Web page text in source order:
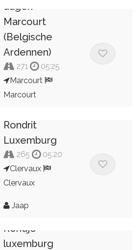
dagen
Marcourt
(Belgische
Ardennen)
271
05:25
Marcourt
Marcourt
Rondrit
Luxemburg
265
05:20
Clervaux
Clervaux
Jaap
Rondje
luxemburg